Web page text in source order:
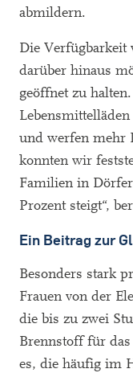
abmildern.
Die Verfügbarkeit
darüber hinaus
geöffnet zu
und werfen mehr
konnten wir
Familien in
Prozent steigt“,
Ein Beitrag zur
Besonders stark
Frauen von der
die bis zu zwei
Brennstoff für
es, die häufig im